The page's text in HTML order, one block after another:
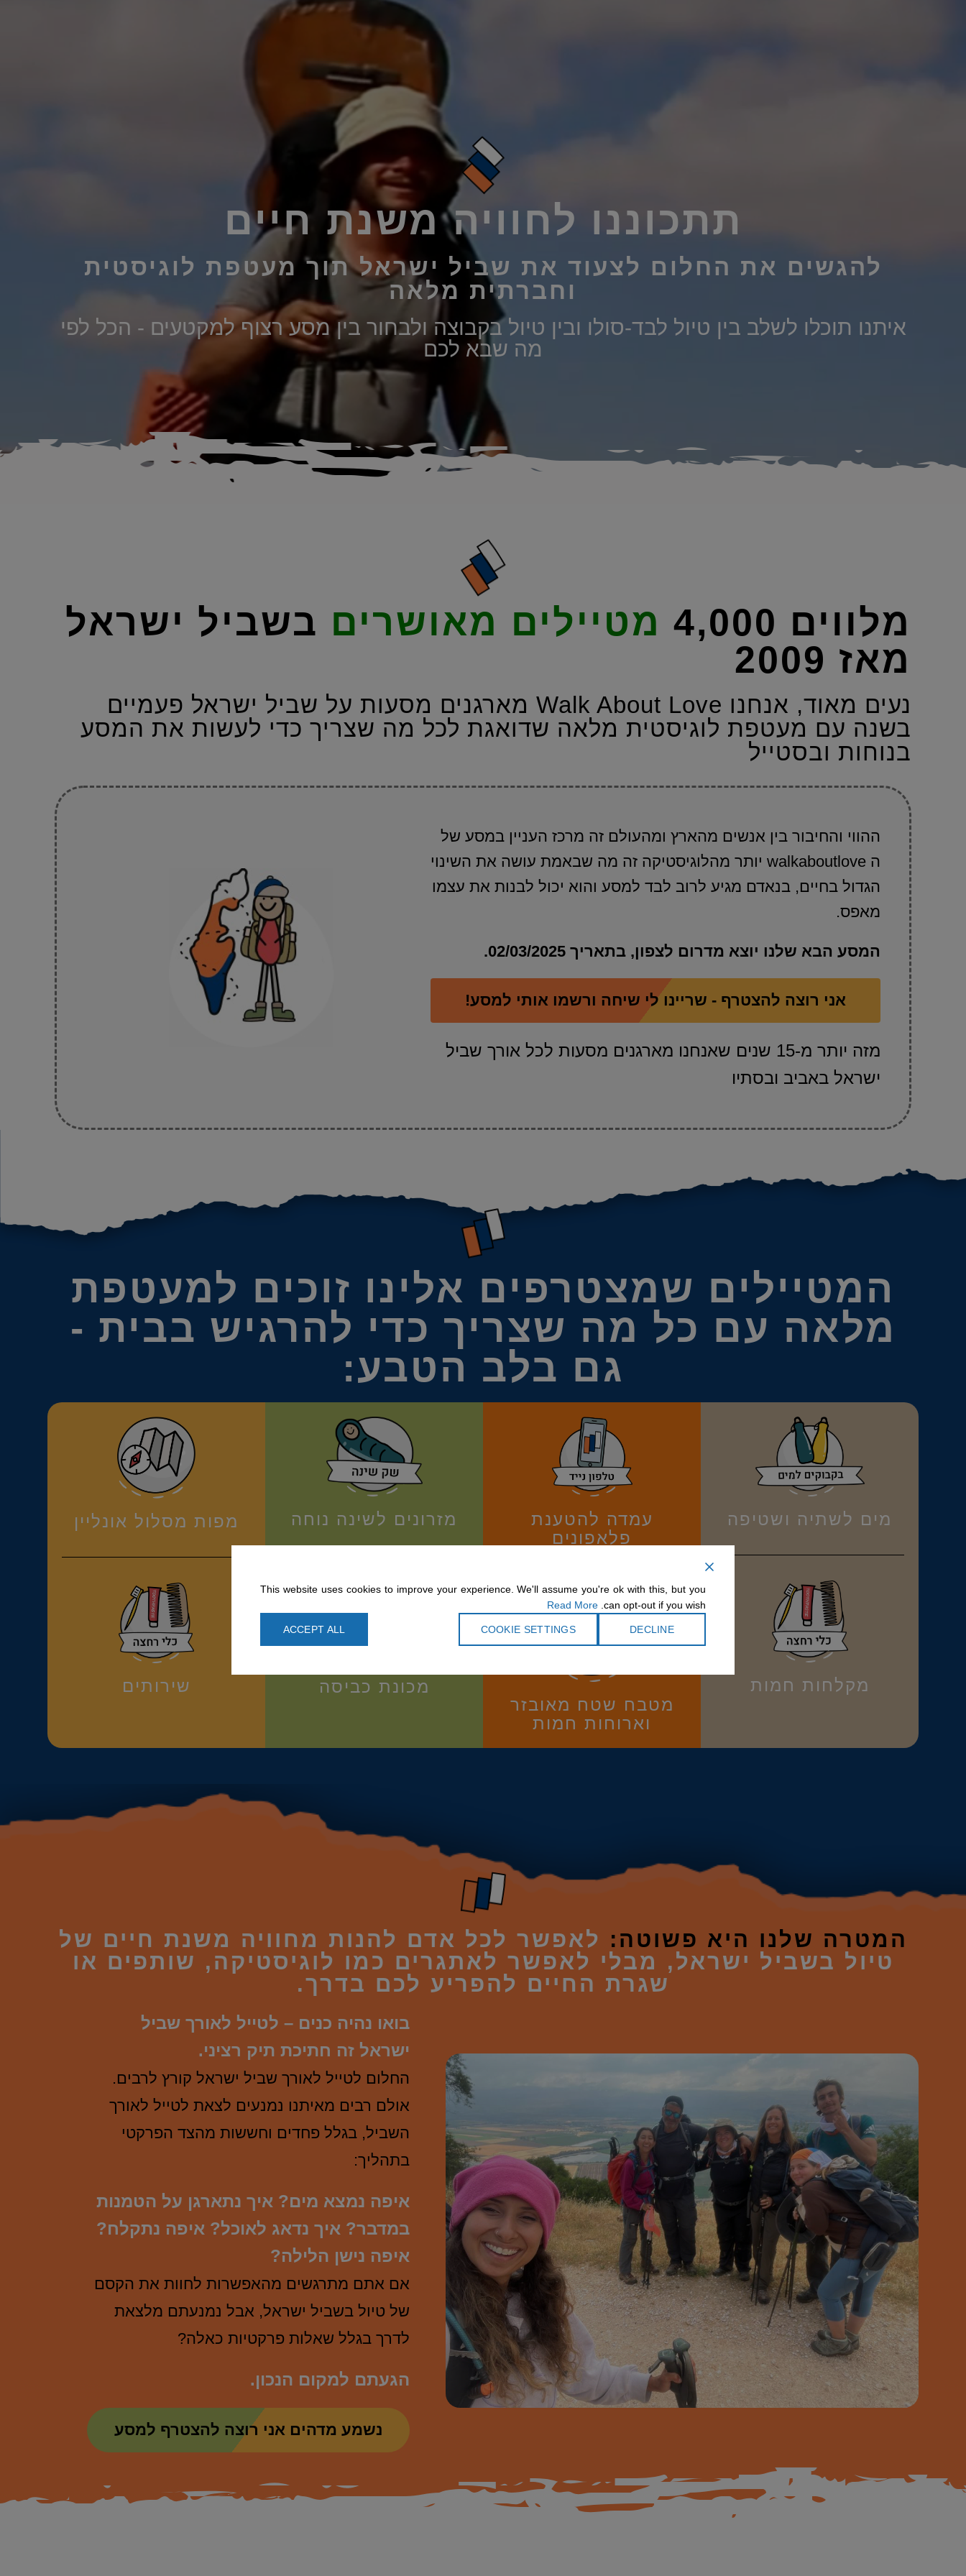
תתכוננו לחוויה משנת חיים
להגשים את החלום לצעוד את שביל ישראל תוך מעטפת לוגיסטית
וחברתית מלאה
איתנו תוכלו לשלב בין טיול לבד-סולו ובין טיול בקבוצה ולבחור בין מסע רצוף למקטעים - הכל לפי
מה שבא לכם
מלווים 4,000 מטיילים מאושרים בשביל ישראל
מאז 2009
נעים מאוד, אנחנו Walk About Love מארגנים מסעות על שביל ישראל פעמיים
בשנה עם מעטפת לוגיסטית מלאה שדואגת לכל מה שצריך כדי לעשות את המסע
בנוחות ובסטייל
ההווי והחיבור בין אנשים מהארץ ומהעולם זה מרכז העניין במסע של
ה walkaboutlove יותר מהלוגיסטיקה זה מה שבאמת עושה את השינוי
הגדול בחיים, בנאדם מגיע לרוב לבד למסע והוא יכול לבנות את עצמו
מאפס.
המסע הבא שלנו יוצא מדרום לצפון, בתאריך 02/03/2025.
אני רוצה להצטרף - שריינו לי שיחה ורשמו אותי למסע!
מזה יותר מ-15 שנים שאנחנו מארגנים מסעות לכל אורך שביל
ישראל באביב ובסתיו
המטיילים שמצטרפים אלינו זוכים למעטפת
מלאה עם כל מה שצריך כדי להרגיש בבית -
גם בלב הטבע:
מים לשתיה ושטיפה
מקלחות חמות
עמדה להטענת
פלאפונים
מטבח שטח מאובזר
וארוחות חמות
מזרונים לשינה נוחה
מכונת כביסה
מפות מסלול אונליין
שירותים
המטרה שלנו היא פשוטה: לאפשר לכל אדם להנות מחוויה משנת חיים של
טיול בשביל ישראל, מבלי לאפשר לאתגרים כמו לוגיסטיקה, שותפים או
שגרת החיים להפריע לכם בדרך.
בואו נהיה כנים – לטייל לאורך שביל
ישראל זה חתיכת תיק רציני.
החלום לטייל לאורך שביל ישראל קורץ לרבים.
אולם רבים מאיתנו נמנעים לצאת לטייל לאורך
השביל, בגלל פחדים וחששות מהצד הפרקטי
בתהליך:
איפה נמצא מים? איך נתארגן על הטמנות
במדבר? איך נדאג לאוכל? איפה נתקלח?
איפה נישן הלילה?
אם אתם מתרגשים מהאפשרות לחוות את הקסם
של טיול בשביל ישראל, אבל נמנעתם מלצאת
לדרך בגלל שאלות פרקטיות כאלה?
הגעתם למקום הנכון.
נשמע מדהים אני רוצה להצטרף למסע
This website uses cookies to improve your experience. We'll assume you're ok with this, but you
can opt-out if you wish.
Read More
DECLINE
COOKIE SETTINGS
ACCEPT ALL